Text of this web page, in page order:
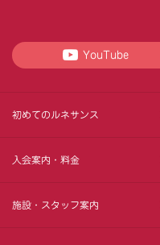
YouTube
初めてのルネサンス
入会案内・料金
施設・スタッフ案内